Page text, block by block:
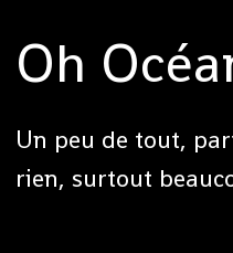
Oh
Un peu de tout,
rien, surtout